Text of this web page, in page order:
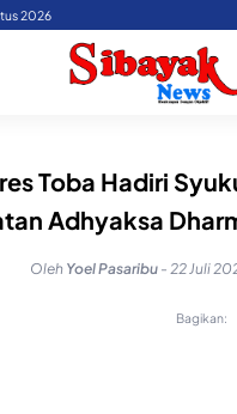
2026
Toba Hadiri
Adhyaksa
Oleh Yoel Pasaribu - 22 Juli
Bagikan: